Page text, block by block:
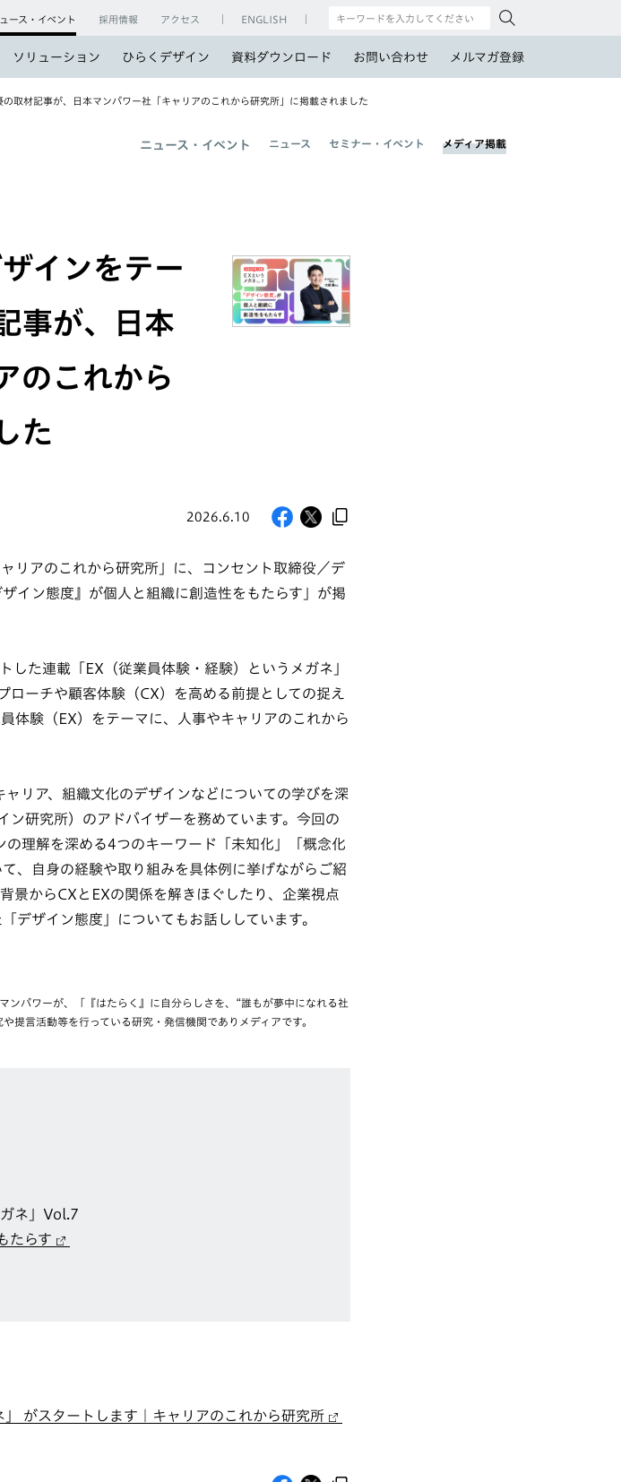
ソリューション ひらくデザイン 資料ダウンロード お問い合わせ メルマガ登録
ース・イベント 採用情報 アクセス ENGLISH
取材記事が、日本マンパワー社「キャリアのこれから研究所」に掲載されました
ニュース・イベント ニュース セミナー・イベント メディア掲載
インをテー
事が、日本
のこれから
た
2026.6.10
リアのこれから研究所」に、コンセント取締役／デ
イン態度』が個人と組織に創造性をもたらす」が掲
た連載「EX（従業員体験・経験）というメガネ」
ーチや顧客体験（CX）を高める前提としての捉え
体験（EX）をテーマに、人事やキャリアのこれから
リア、組織文化のデザインなどについての学びを深
研究所）のアドバイザーを務めています。今回の
理解を深める4つのキーワード「未知化」「概念化
、自身の経験や取り組みを具体例に挙げながらご紹
景からCXとEXの関係を解きほぐしたり、企業視点
デザイン態度」についてもお話ししています。
ンパワーが、「『はたらく』に自分らしさを、“誰もが夢中になれる社
提言活動等を行っている研究・発信機関でありメディアです。
ネ」Vol.7
たらす
がスタートします｜キャリアのこれから研究所